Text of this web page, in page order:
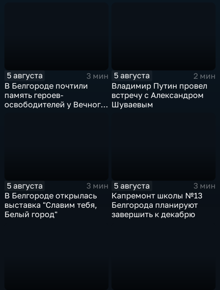
5 августа
3 мин
В Белгороде почтили
память героев-
освободителей у Вечного
5 августа
2 мин
Владимир Путин провел
встречу с Александром
Шуваевым
5 августа
3 мин
В Белгороде открылась
выставка "Славим тебя,
Белый город"
5 августа
3 мин
Капремонт школы №13
Белгорода планируют
завершить к декабрю